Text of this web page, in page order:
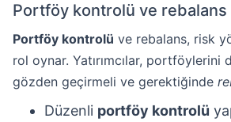
Portföy kontrolü ve rebalans
Portföy kontrolü ve rebalans, risk
rol oynar. Yatırımcılar, portföylerini
gözden geçirmeli ve gerektiğinde
Düzenli portföy kontrolü